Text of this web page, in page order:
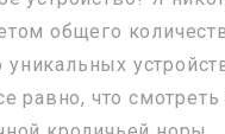
общего
равно, что смотреть